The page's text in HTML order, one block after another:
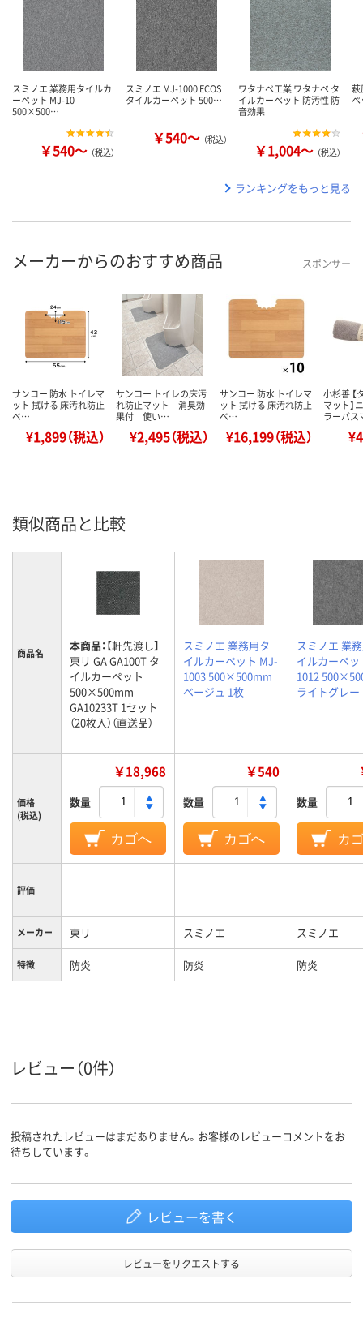
スミノエ 業務用タイルカ
ーペット MJ-10
500×500…
￥540～ （税込）
スミノエ MJ-1000 ECOS
タイルカーペット 500…
￥540～ （税込）
ワタナベ工業 ワタナベ タ
イルカーペット 防汚性 防
音効果
￥1,004～ （税込）
萩
ペ
ランキングをもっと見る
メーカーからのおすすめ商品 スポンサー
サンコー 防水 トイレマ
ット 拭ける 床汚れ防止
ベ…
¥1,899（税込）
サンコー トイレの床汚
れ防止マット 消臭効
果付 使い…
¥2,495（税込）
サンコー 防水 トイレマ
ット 拭ける 床汚れ防止
ベ…
¥16,199（税込）
小杉善 【
マット】
ラーバ
類似商品と比較
商品名 本商品：【軒先渡し】
東リ GA GA100T タ
イルカーペット
500×500mm
GA10233T 1セット
（20枚入）（直送品）
スミノエ 業務用タ
イルカーペット MJ-
1003 500×500mm
ベージュ 1枚
スミノエ 業
イルカーペ
1012
ライトグレー
価格
(税込)
￥18,968
数量
カゴへ
￥540
数量
カゴへ
数量
カ
評価
メーカー 東リ スミノエ スミノエ
特徴 防炎 防炎 防炎
レビュー（0件）
投稿されたレビューはまだありません。お客様のレビューコメントをお
待ちしています。
レビューを書く
レビューをリクエストする